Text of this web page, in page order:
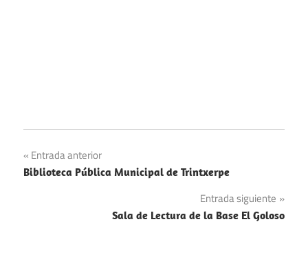
Navegación
de
Entrada anterior
Biblioteca Pública Municipal de Trintxerpe
Entrada siguiente
Sala de Lectura de la Base El Goloso